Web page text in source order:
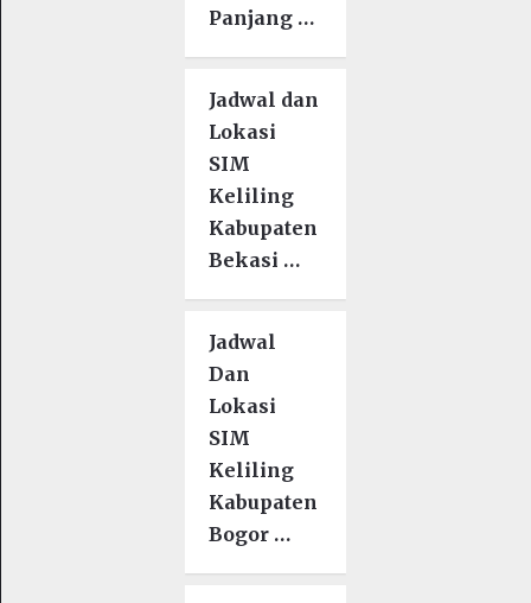
Panjang …
Jadwal dan
Lokasi
SIM
Keliling
Kabupaten
Bekasi …
Jadwal
Dan
Lokasi
SIM
Keliling
Kabupaten
Bogor …